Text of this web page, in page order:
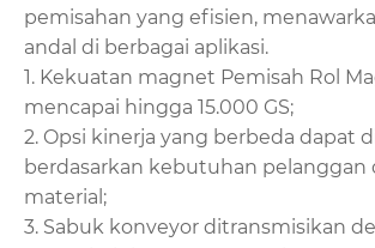
pemisahan yang efisien,
andal di berbagai aplikasi.
1. Kekuatan magnet Pemisah Rol
mencapai hingga 15.000 GS;
2. Opsi kinerja yang berbeda dapat
berdasarkan kebutuhan pelanggan
material;
3. Sabuk konveyor ditransmisikan